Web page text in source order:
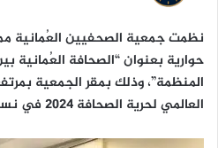
نظمت جمعية الصحفيين العُمانية
حوارية بعنوان “الصحافة العُمانية
المنظمة”، وذلك بمقر الجمعية
العالمي لحرية الصحافة 2024 في نسخته الحادية والثلاثين.